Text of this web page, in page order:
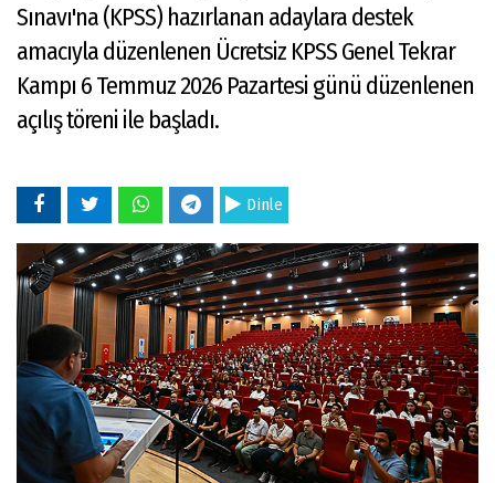
Sınavı'na (KPSS) hazırlanan adaylara destek
amacıyla düzenlenen Ücretsiz KPSS Genel Tekrar
Kampı 6 Temmuz 2026 Pazartesi günü düzenlenen
açılış töreni ile başladı.
Dinle